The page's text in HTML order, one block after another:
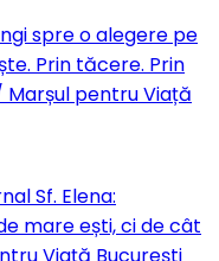
spre o alegere pe
Prin tăcere. Prin
pentru Viață
Sf. Elena:
mare ești, ci de cât